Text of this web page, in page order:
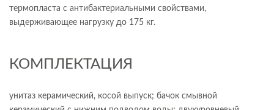
термопласта с антибактериальными свойствами,
выдерживающее нагрузку до 175 кг.
КОМПЛЕКТАЦИЯ
унитаз керамический, косой выпуск; бачок смывной